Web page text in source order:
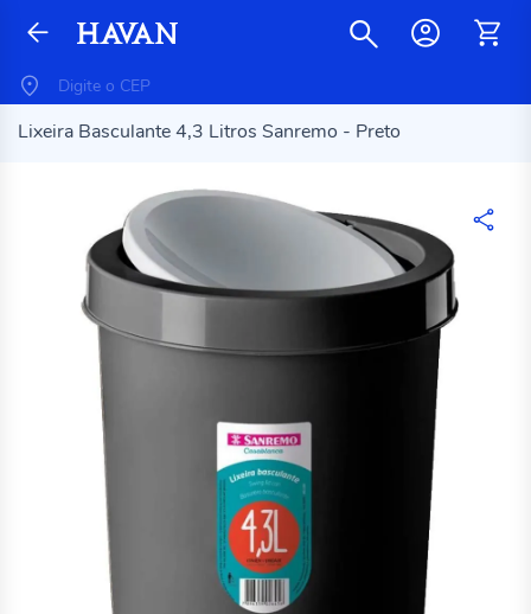
Lixeira Basculante 4,3 Litros Sanremo - Preto